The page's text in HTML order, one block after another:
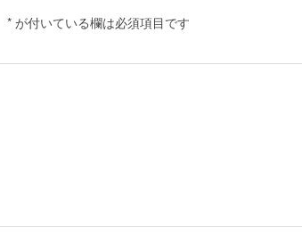
* が付いている欄は必須項目です